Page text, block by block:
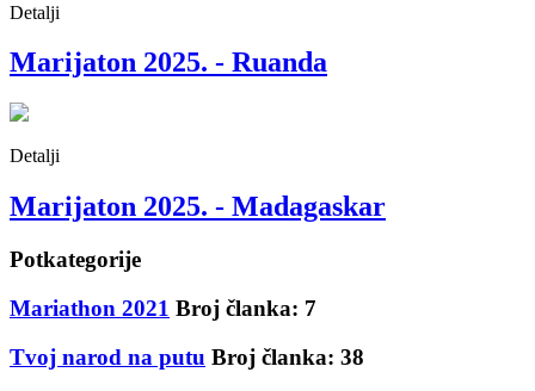
Detalji
Marijaton 2025. - Ruanda
Detalji
Marijaton 2025. - Madagaskar
Potkategorije
Mariathon 2021 Broj članka: 7
Tvoj narod na putu Broj članka: 38